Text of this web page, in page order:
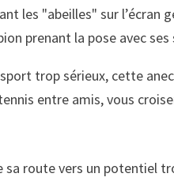
les "abeilles" sur l’écran
prenant la pose avec
trop sérieux, cette
entre amis, vous
sa route vers un potentiel